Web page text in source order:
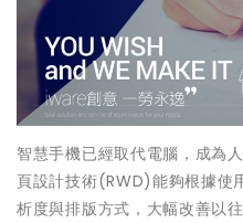
智慧手機已經取代電腦，成為
頁設計技術(RWD)能夠根據使
析度與排版方式，大幅改善以